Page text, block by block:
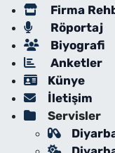
Firma
Röportaj
Biyografi
Anketler
Künye
İletişim
Servisler